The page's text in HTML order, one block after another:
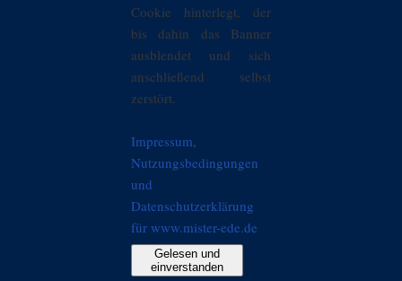
Cookie hinterlegt, der
bis dahin das Banner
ausblendet und sich
anschließend selbst
zerstört.
Impressum,
Nutzungsbedingungen
und
Datenschutzerklärung
für www.mister-ede.de
Gelesen und
einverstanden